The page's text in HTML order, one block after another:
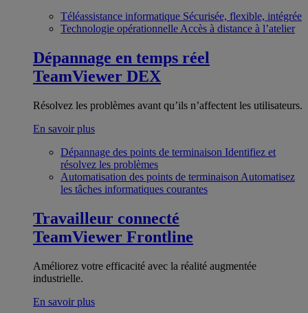
Téléassistance informatique Sécurisée, flexible, intégrée
Technologie opérationnelle Accès à distance à l’atelier
Dépannage en temps réel
TeamViewer DEX
Résolvez les problèmes avant qu’ils n’affectent les utilisateurs.
En savoir plus
Dépannage des points de terminaison Identifiez et
résolvez les problèmes
Automatisation des points de terminaison Automatisez
les tâches informatiques courantes
Travailleur connecté
TeamViewer Frontline
Améliorez votre efficacité avec la réalité augmentée
industrielle.
En savoir plus